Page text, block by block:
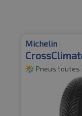
Michelin
Pneus toutes